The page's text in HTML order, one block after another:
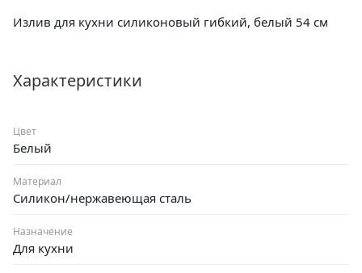
Излив для кухни силиконовый гибкий, белый 54 см
Характеристики
Цвет
Белый
Материал
Силикон/нержавеющая сталь
Назначение
Для кухни